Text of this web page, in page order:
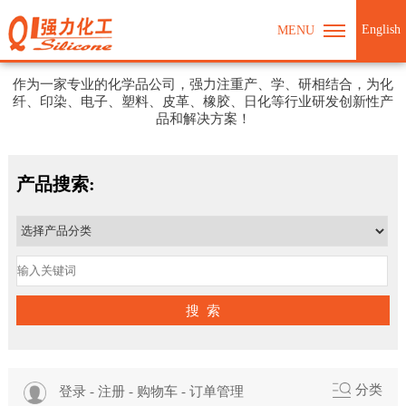
MENU English
强力化工期待与您合作
作为一家专业的化学品公司，强力注重产、学、研相结合，为化
纤、印染、电子、塑料、皮革、橡胶、日化等行业研发创新性产
品和解决方案！
产品搜索:
搜 索
登录- 注册- 购物车- 订单管理 分类